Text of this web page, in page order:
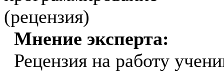
(рецензия)
Мнение эксперта:
Рецензия на работу